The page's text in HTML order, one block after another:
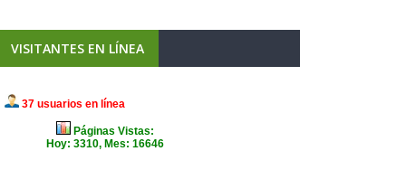
VISITANTES EN LÍNEA